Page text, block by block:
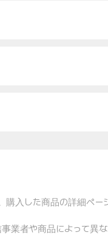
購入した商品の詳細ペ
業者や商品によって異